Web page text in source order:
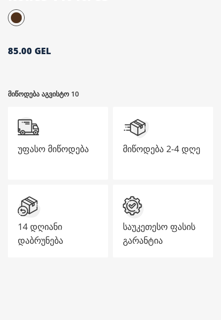
85.00 GEL
მიწოდება აგვისტო 10
უფასო მიწოდება
14 დღიანი
დაბრუნება
მიწოდება 2-4 დღე
საუკეთესო ფასის
გარანტია